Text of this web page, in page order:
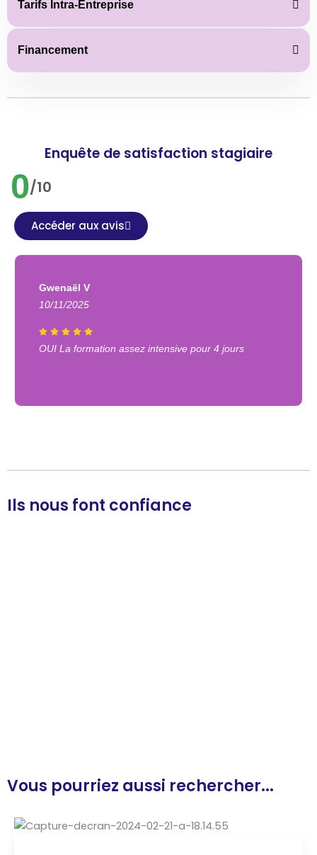
Tarifs Intra-Entreprise
Financement
Enquête de satisfaction stagiaire
/10
0
Accéder aux avis
Gwenaël V
10/11/2025
OUI La formation assez intensive pour 4 jours
Ils nous font confiance
Vous pourriez aussi rechercher...